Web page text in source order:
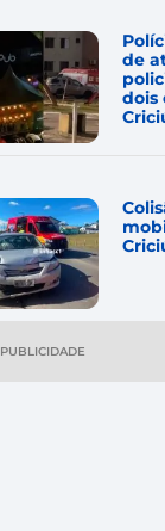
de
dois
PUBLICIDADE